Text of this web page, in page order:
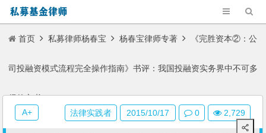
首页 私募律师杨春宝 杨春宝律师专著 《完胜资本②：公
司投融资模式流程完全操作指南》书评：我国投融资实务界中不可多
得的良书
法律实践者 2015/10/17 0 2,729
A+